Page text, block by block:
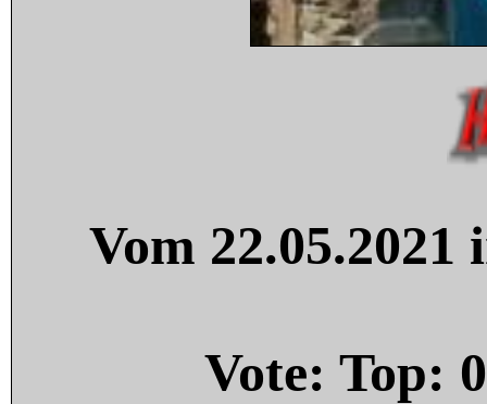
Vom
Vote: Top: 0